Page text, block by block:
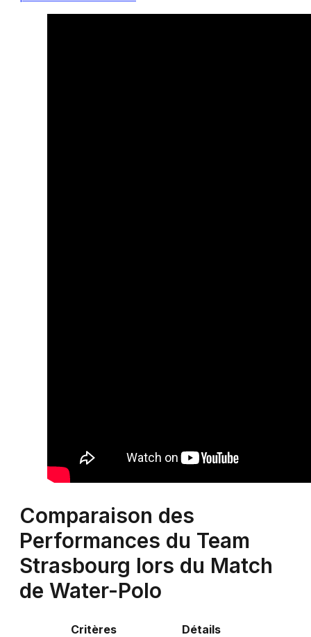
Comparaison des
Performances du Team
Strasbourg lors du Match
de Water-Polo
Critères
Détails